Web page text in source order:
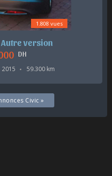
1.808 vues
version
DH
2015 59.300 km
Civic »